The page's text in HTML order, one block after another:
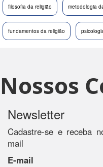
filosofia da religião metodologia
fundamentos da religião
Nossos
Newsletter
Cadastre-se e receba
mail
E-mail